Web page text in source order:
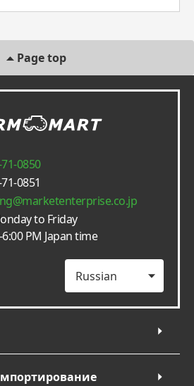
Page top
0850
0851
marketenterprise.co.jp
to Friday
PM Japan time